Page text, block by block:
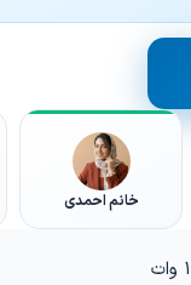
خانم احمدی